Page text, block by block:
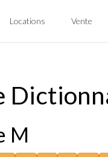
Locations Vente
M